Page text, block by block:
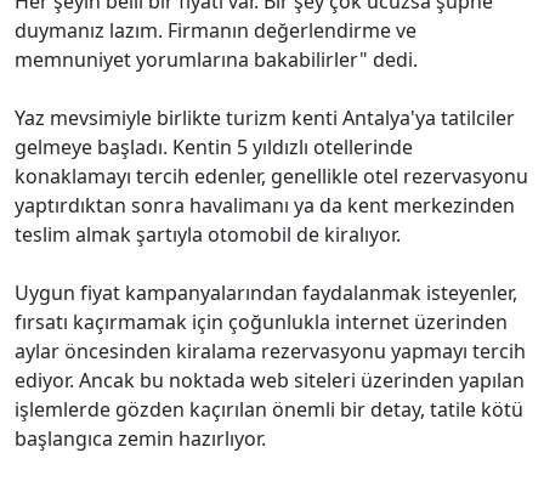
duymanız lazım. Firmanın değerlendirme ve
memnuniyet yorumlarına bakabilirler" dedi.
Yaz mevsimiyle birlikte turizm kenti Antalya'ya tatilciler
gelmeye başladı. Kentin 5 yıldızlı otellerinde
konaklamayı tercih edenler, genellikle otel rezervasyonu
yaptırdıktan sonra havalimanı ya da kent merkezinden
teslim almak şartıyla otomobil de kiralıyor.
Uygun fiyat kampanyalarından faydalanmak isteyenler,
fırsatı kaçırmamak için çoğunlukla internet üzerinden
aylar öncesinden kiralama rezervasyonu yapmayı tercih
ediyor. Ancak bu noktada web siteleri üzerinden yapılan
işlemlerde gözden kaçırılan önemli bir detay, tatile kötü
başlangıca zemin hazırlıyor.